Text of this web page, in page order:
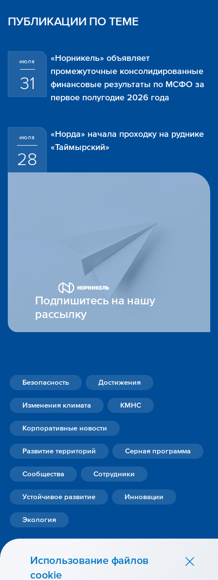
ПУБЛИКАЦИИ ПО ТЕМЕ
ИЮЛЯ
31
«Норникель» объявляет
промежуточные консолидированные
финансовые результаты по МСФО за
первое полугодие 2026 года
ИЮЛЯ
28
«Норда» начала проходку на руднике
«Таймырский»
Подпишитесь на нашу
рассылку
Безопасность Достижения
Изменения климата КМНС
Корпоративные новости
Развитие территорий Серная программа
Сообщества Сотрудники
Устойчивое развитие Инновации
Экология
Использование файлов
cookie